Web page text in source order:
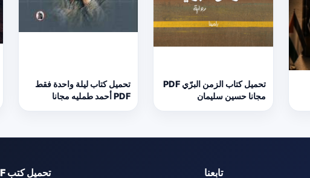
تحميل كتاب الزمن البرّي PDF
مجانا حسين سليمان
تحميل كتاب ليلة واحدة فقط
PDF أحمد طمليه مجانا
تابعنا تحميل كتب PDF مجانا – كتب كو